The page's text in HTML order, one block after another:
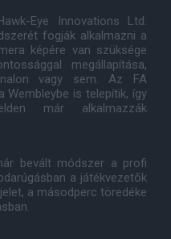
Eye Innovations Ltd.
fogják alkalmazni a
képére van szüksége
megállapítása,
vagy sem. Az FA
Wembleybe is telepítik, így
már alkalmazzák
bevált módszer a profi
a játékvezetõk
a másodperc töredéke